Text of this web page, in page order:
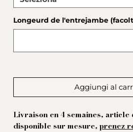
Longeurd de l'entrejambe
Aggiungi al
Livraison en 4 semaines, article
disponible sur mesure,prenez